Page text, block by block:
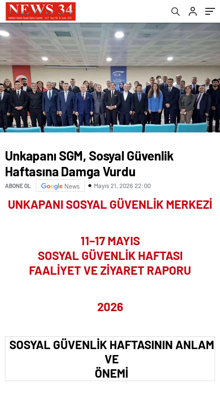
Unkapanı SGM, Sosyal Güvenlik
Haftasına Damga Vurdu
ABONE OL News Mayıs 21, 2026 22:00
UNKAPANI SOSYAL GÜVENLİK MERKEZİ
11–17 MAYIS
SOSYAL GÜVENLİK HAFTASI
FAALİYET VE ZİYARET RAPORU
2026
SOSYAL GÜVENLİK HAFTASININ ANLAM
VE
ÖNEMİ